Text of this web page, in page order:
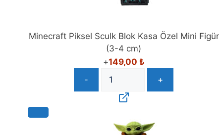
Minecraft Piksel Sculk Blok Kasa Özel Mini Figür
(3-4 cm)
+149,00 ₺
-
+